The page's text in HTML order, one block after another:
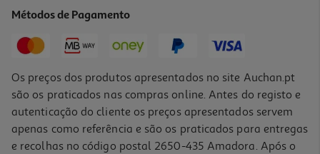
Métodos de Pagamento
Os preços dos produtos apresentados no site Auchan.pt
são os praticados nas compras online. Antes do registo e
autenticação do cliente os preços apresentados servem
apenas como referência e são os praticados para entregas
e recolhas no código postal 2650-435 Amadora. Após o